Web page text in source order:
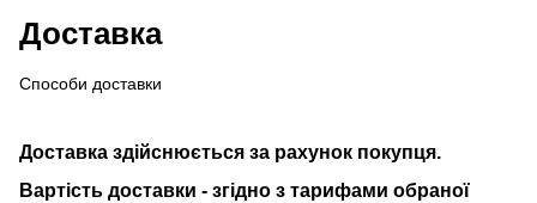
Доставка
Способи доставки
Доставка здійснюється за рахунок покупця.
Вартість доставки - згідно з тарифами обраної